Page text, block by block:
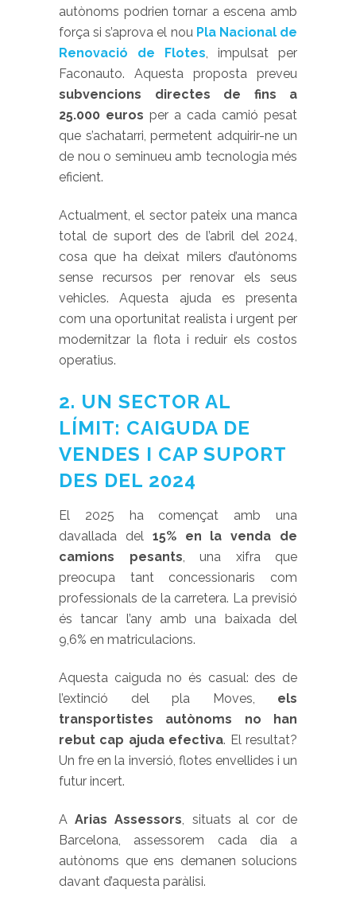
autònoms podrien tornar a escena amb
força si s’aprova el nou Pla Nacional de
Renovació de Flotes, impulsat per
Faconauto. Aquesta proposta preveu
subvencions directes de fins a
25.000 euros per a cada camió pesat
que s’achatarri, permetent adquirir-ne un
de nou o seminueu amb tecnologia més
eficient.
Actualment, el sector pateix una manca
total de suport des de l’abril del 2024,
cosa que ha deixat milers d’autònoms
sense recursos per renovar els seus
vehicles. Aquesta ajuda es presenta
com una oportunitat realista i urgent per
modernitzar la flota i reduir els costos
operatius.
2. UN SECTOR AL
LÍMIT: CAIGUDA DE
VENDES I CAP SUPORT
DES DEL 2024
El 2025 ha començat amb una
davallada del 15% en la venda de
camions pesants, una xifra que
preocupa tant concessionaris com
professionals de la carretera. La previsió
és tancar l’any amb una baixada del
9,6% en matriculacions.
Aquesta caiguda no és casual: des de
l’extinció del pla Moves, els
transportistes autònoms no han
rebut cap ajuda efectiva. El resultat?
Un fre en la inversió, flotes envellides i un
futur incert.
AArias Assessors, situats al cor de
Barcelona, assessorem cada dia a
autònoms que ens demanen solucions
davant d’aquesta paràlisi.